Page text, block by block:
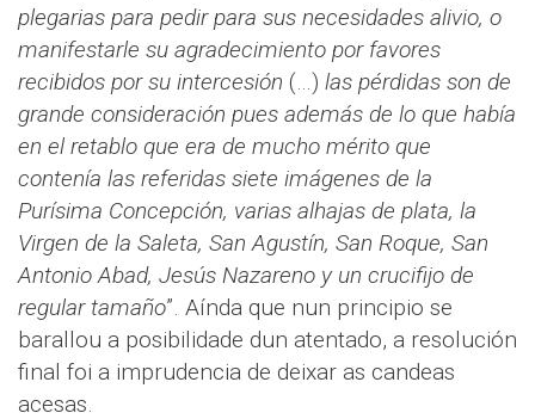
plegarias para pedir para sus necesidades alivio, o
manifestarle su agradecimiento por favores
recibidos por su intercesión (…) las pérdidas son de
grande consideración pues además de lo que había
en el retablo que era de mucho mérito que
contenía las referidas siete imágenes de la
Purísima Concepción, varias alhajas de plata, la
Virgen de la Saleta, San Agustín, San Roque, San
Antonio Abad, Jesús Nazareno y un crucifijo de
regular tamaño”. Aínda que nun principio se
barallou a posibilidade dun atentado, a resolución
final foi a imprudencia de deixar as candeas
acesas.